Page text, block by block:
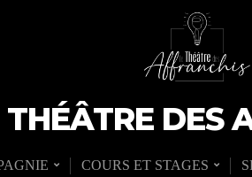
THÉÂTRE DES
COURS ET STAGES